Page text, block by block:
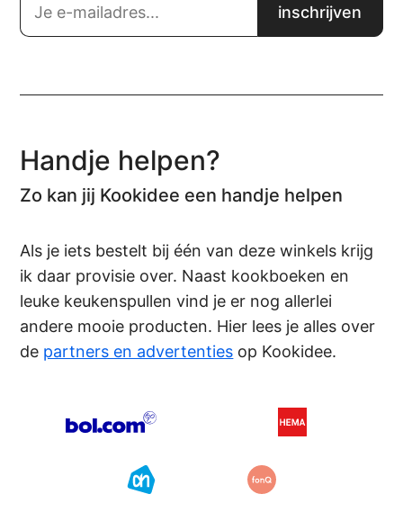
Handje helpen?
Zo kan jij Kookidee een handje helpen
Als je iets bestelt bij één van deze winkels krijg
ik daar provisie over. Naast kookboeken en
leuke keukenspullen vind je er nog allerlei
andere mooie producten. Hier lees je alles over
de partners en advertenties op Kookidee.